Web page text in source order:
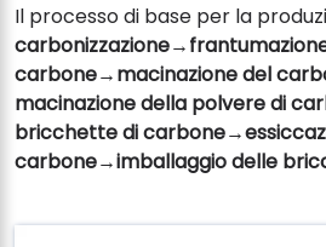
Il processo di base per la
carbone→macinazione del
macinazione della polvere di
bricchette di
carbone→imballaggio delle